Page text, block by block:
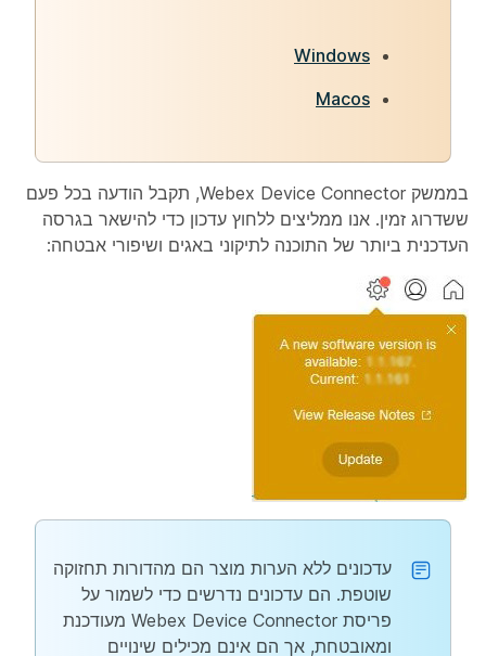
Windows
Macos
בממשק Webex Device Connector, תקבל הודעה בכל פעם
ששדרוג זמין. אנו ממליצים ללחוץ עדכון כדי להישאר בגרסה
העדכנית ביותר של התוכנה לתיקוני באגים ושיפורי אבטחה:
עדכונים ללא הערות מוצר הם מהדורות תחזוקה
שוטפת. הם עדכונים נדרשים כדי לשמור על
פריסת Webex Device Connector מעודכנת
ומאובטחת, אך הם אינם מכילים שינויים